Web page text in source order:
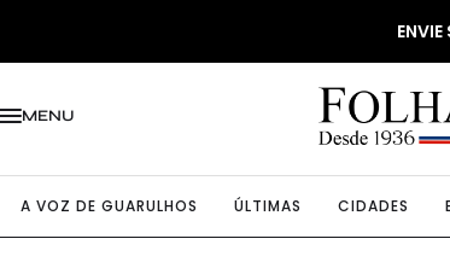
MENU
A VOZ DE GUARULHOS ÚLTIMAS CIDADES